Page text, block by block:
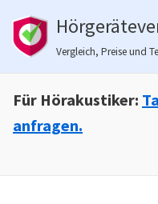
Zum
Vergleich, Preise und
Für Hörakustiker:
anfragen.